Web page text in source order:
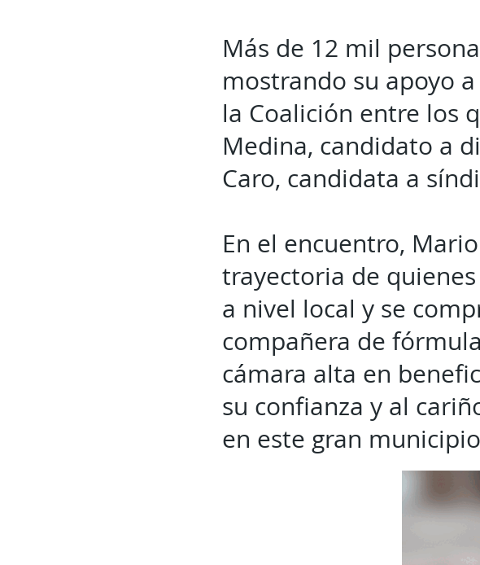
Más de 12 mil
mostrando su apoyo
la Coalición entre los
Medina, candidato a
Caro, candidata a
En el encuentro,
trayectoria de
a nivel local y se
compañera de
cámara alta en
su confianza y al
en este gran